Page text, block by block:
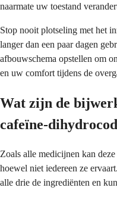
naarmate uw toestand
Stop nooit plotseling met het
langer dan een paar dagen
afbouwschema opstellen om
en uw comfort tijdens de
Wat zijn de
cafeïne-
Zoals alle medicijnen kan
hoewel niet iedereen ze
alle drie de ingrediënten en